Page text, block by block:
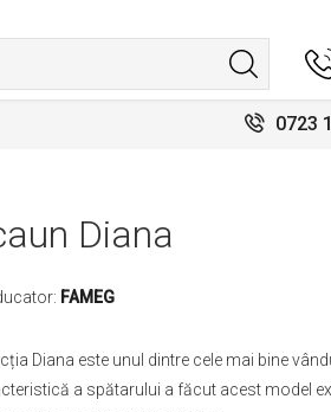
0723
Diana
FAMEG
Diana este unul dintre cele mai bine
a spătarului a făcut acest model